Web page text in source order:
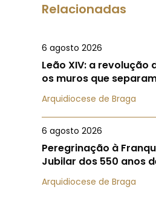
Relacionadas
6 agosto 2026
Leão XIV: a revolução
os muros que
Arquidiocese de Braga
6 agosto 2026
Peregrinação à
Jubilar dos 550 anos
Arquidiocese de Braga